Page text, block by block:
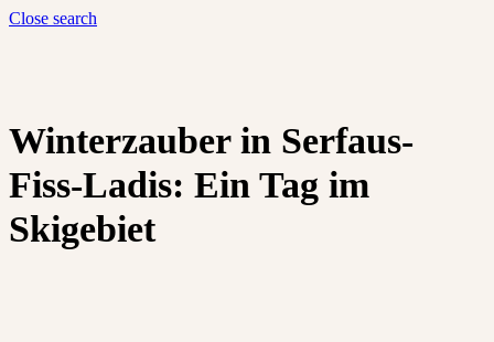
Close search
Winterzauber in Serfaus-
Fiss-Ladis: Ein Tag im
Skigebiet